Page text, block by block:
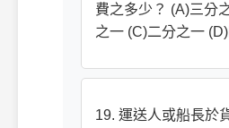
費之多少？ (A)三分
之一 (C)二分之一
19. 運送人或船長於